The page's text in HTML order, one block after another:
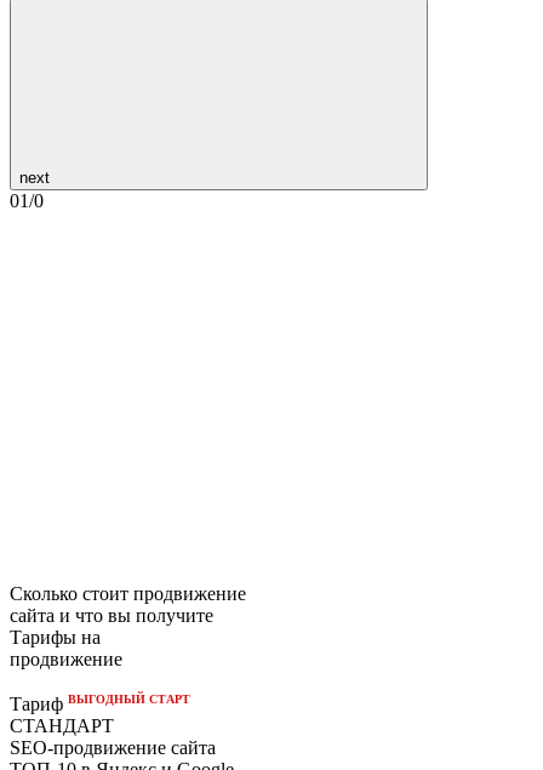
next
01/0
Сколько стоит продвижение
сайта и что вы получите
Тарифы на
продвижение
Тариф ВЫГОДНЫЙ СТАРТ
СТАНДАРТ
SEO-продвижение сайта